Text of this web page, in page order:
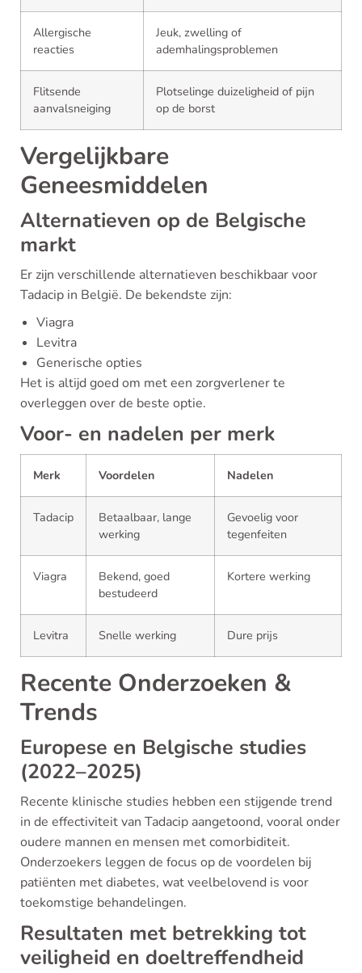
Allergische
reacties
Jeuk, zwelling of
ademhalingsproblemen
Flitsende
aanvalsneiging
Plotselinge duizeligheid of pijn
op de borst
Vergelijkbare
Geneesmiddelen
Alternatieven op de Belgische
markt
Er zijn verschillende alternatieven beschikbaar voor
Tadacip in België. De bekendste zijn:
Viagra
Levitra
Generische opties
Het is altijd goed om met een zorgverlener te
overleggen over de beste optie.
Voor- en nadelen per merk
Merk Voordelen Nadelen
Tadacip
Betaalbaar, lange
werking
Gevoelig voor
tegenfeiten
Viagra
Bekend, goed
bestudeerd
Kortere werking
Levitra Snelle werking Dure prijs
Recente Onderzoeken &
Trends
Europese en Belgische studies
(2022–2025)
Recente klinische studies hebben een stijgende trend
in de effectiviteit van Tadacip aangetoond, vooral onder
oudere mannen en mensen met comorbiditeit.
Onderzoekers leggen de focus op de voordelen bij
patiënten met diabetes, wat veelbelovend is voor
toekomstige behandelingen.
Resultaten met betrekking tot
veiligheid en doeltreffendheid